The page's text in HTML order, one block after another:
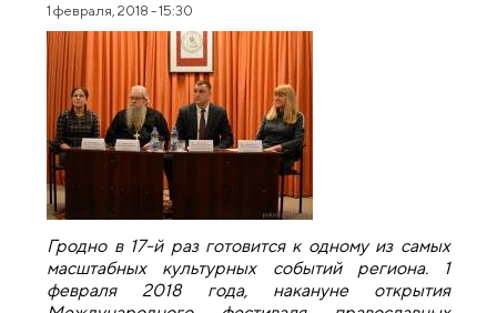
1 февраля, 2018 - 15:30
Гродно в 17-й раз готовится к одному из самых
масштабных культурных событий региона. 1
февраля 2018 года, накануне открытия